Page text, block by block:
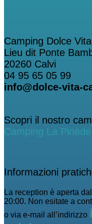
Camping Dolce
Lieu dit Ponte
20260 Calvi
04 95 65 05 99
info@dolce-vita-
Scopri il nostro
Camping La Pinède
Informazioni
La reception è aperta
20:00. Non esitate a
o via e-mail all’indirizzo